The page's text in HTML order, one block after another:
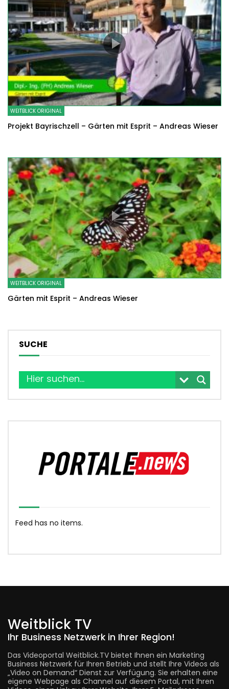
WEITBLICK ORIGINAL
Projekt Bayrischzell – Gärten mit Esprit – Andreas Wieser
WEITBLICK ORIGINAL
Gärten mit Esprit – Andreas Wieser
SUCHE
Feed has no items.
Weitblick TV
Ihr Business Netzwerk in Ihrer Region!
Das Videoportal Weitblick.TV bietet Ihnen ein Marketing
Business Netzwerk für Ihren Betrieb und stellt Ihre Videos als
„Video on Demand“ Dienst zur Verfügung. Sie erhalten eine
eigene Webpage als Channel auf diesem Portal, mit Ihren